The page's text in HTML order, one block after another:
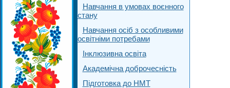
Навчання в умовах воєнного
стану
Навчання осіб з особливими
освітніми потребами
Інклюзивна освіта
Академічна доброчесність
Підготовка до НМТ